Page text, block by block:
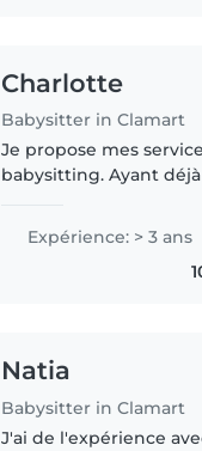
Charlotte
Babysitter in Clamart
Je propose mes
babysitting. Ayant déjà
d'enfants, je suis une
responsable,
l'écoute de leurs
Expérience: > 3 ans
Natia
Babysitter in Clamart
J'ai de l'expérience